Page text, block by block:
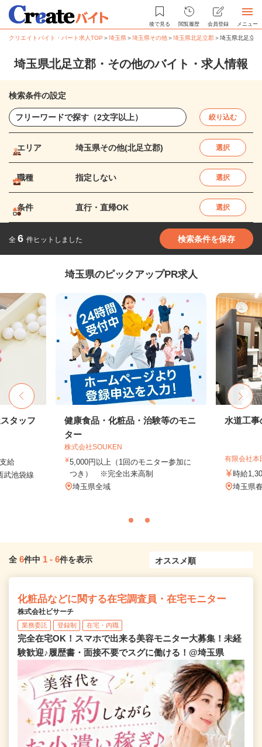
後で見る 閲覧履歴 会員登録 メニュー
クリエイトバイト・パート求人TOP ＞埼玉県＞埼玉県その他＞埼玉県北足立郡＞埼玉県北足立
埼玉県北足立郡・その他のバイト・求人情報
検索条件の設定
絞り込む
エリア 埼玉県その他(北足立郡) 選択
職種 指定しない 選択
条件 直行・直帰OK 選択
全 6 件ヒットしました 検索条件を保存
埼玉県のピックアップPR求人
タッフ
給
武池袋線
健康食品・化粧品・治験等のモニ
ター
株式会社SOUKEN
5,000円以上（1回のモニター参加に
つき） ※完全出来高制
埼玉県全域
水道工
有限会社本
時給
埼玉県
全 6件中 1 - 6件を表示
化粧品などに関する在宅調査員・在宅モニター
株式会社ビサーチ
業務委託 登録制 在宅・内職
完全在宅OK！スマホで出来る美容モニター大募集！未経
験歓迎♪履歴書・面接不要でスグに働ける！@埼玉県